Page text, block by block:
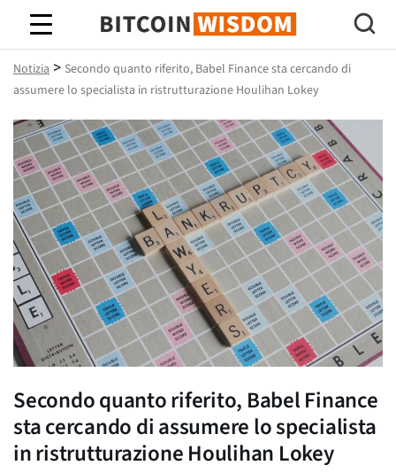
Saggezza Bitcoin
Notizia > Secondo quanto riferito, Babel Finance sta cercando di
assumere lo specialista in ristrutturazione Houlihan Lokey
Secondo quanto riferito, Babel Finance
sta cercando di assumere lo specialista
in ristrutturazione Houlihan Lokey